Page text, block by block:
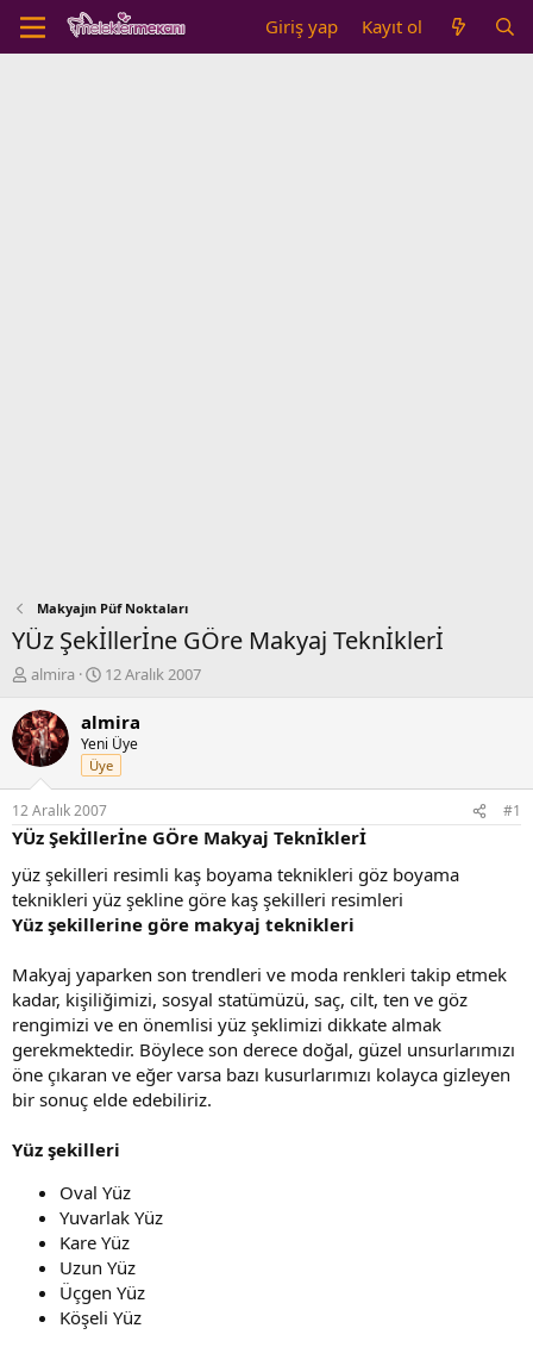
Giriş yap Kayıt ol
Makyajın Püf Noktaları
YÜz Şekİllerİne GÖre Makyaj Teknİklerİ
K
n
b
u
y
u
b
a
l
a
t
n
almira
B
ş
l
a
n
g
ı
ç
t
a
r
i
i
12 Aralık 2007
almira
Yeni Üye
Üye
12 Aralık 2007 #1
YÜz Şekİllerİne GÖre Makyaj Teknİklerİ
yüz şekilleri resimli kaş boyama teknikleri göz boyama
teknikleri yüz şekline göre kaş şekilleri resimleri
Yüz şekillerine göre makyaj teknikleri
Makyaj yaparken son trendleri ve moda renkleri takip etmek
kadar, kişiliğimizi, sosyal statümüzü, saç, cilt, ten ve göz
rengimizi ve en önemlisi yüz şeklimizi dikkate almak
gerekmektedir. Böylece son derece doğal, güzel unsurlarımızı
öne çıkaran ve eğer varsa bazı kusurlarımızı kolayca gizleyen
bir sonuç elde edebiliriz.
Yüz şekilleri
Oval Yüz
Yuvarlak Yüz
Kare Yüz
Uzun Yüz
Üçgen Yüz
Köşeli Yüz